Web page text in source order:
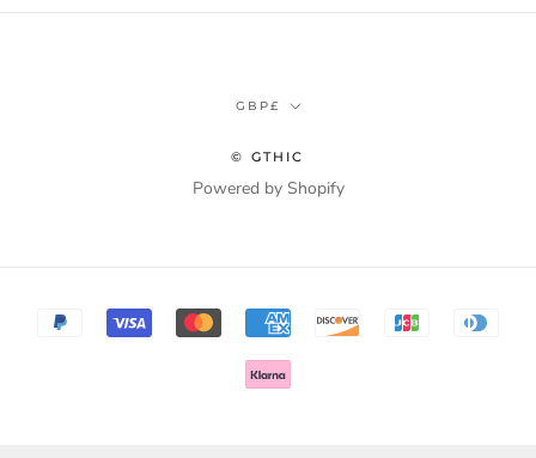
Munteenheid
GBP£
© GTHIC
Powered by Shopify